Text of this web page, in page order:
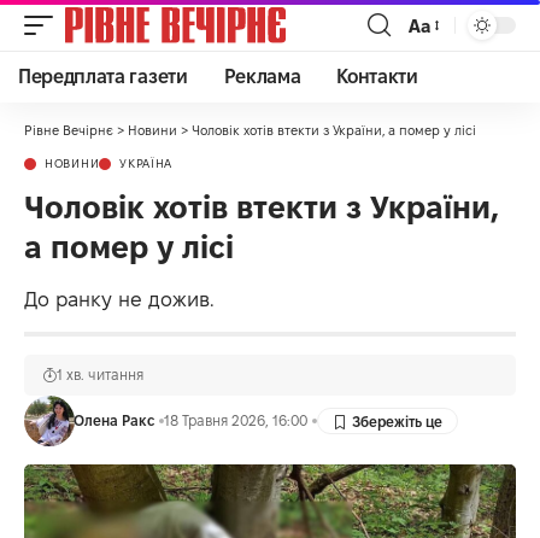
Аа
Передплата газети Реклама Контакти
Рівне Вечірнє > Новини > Чоловік хотів втекти з України, а помер у лісі
НОВИНИ УКРАЇНА
Чоловік хотів втекти з України,
а помер у лісі
До ранку не дожив.
Олена Ракс 18 Травня 2026, 16:00
1 хв. читання